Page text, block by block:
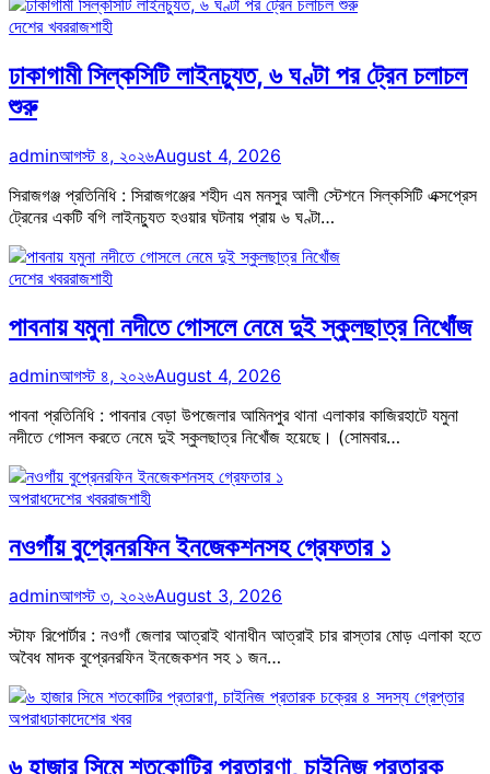
দেশের খবররাজশাহী
ঢাকাগামী সিল্কসিটি লাইনচ্যুত, ৬ ঘণ্টা পর ট্রেন চলাচল
শুরু
adminআগস্ট ৪, ২০২৬August 4, 2026
সিরাজগঞ্জ প্রতিনিধি : সিরাজগঞ্জের শহীদ এম মনসুর আলী স্টেশনে সিল্কসিটি এক্সপ্রেস
ট্রেনের একটি বগি লাইনচ্যুত হওয়ার ঘটনায় প্রায় ৬ ঘণ্টা…
দেশের খবররাজশাহী
পাবনায় যমুনা নদীতে গোসলে নেমে দুই স্কুলছাত্র নিখোঁজ
adminআগস্ট ৪, ২০২৬August 4, 2026
পাবনা প্রতিনিধি : পাবনার বেড়া উপজেলার আমিনপুর থানা এলাকার কাজিরহাটে যমুনা
নদীতে গোসল করতে নেমে দুই স্কুলছাত্র নিখোঁজ হয়েছে। (সোমবার…
অপরাধদেশের খবররাজশাহী
নওগাঁয় বুপ্রেনরফিন ইনজেকশনসহ গ্রেফতার ১
adminআগস্ট ৩, ২০২৬August 3, 2026
স্টাফ রিপোর্টার : নওগাঁ জেলার আত্রাই থানাধীন আত্রাই চার রাস্তার মোড় এলাকা হতে
অবৈধ মাদক বুপ্রেনরফিন ইনজেকশন সহ ১ জন…
অপরাধঢাকাদেশের খবর
৬ হাজার সিমে শতকোটির প্রতারণা, চাইনিজ প্রতারক